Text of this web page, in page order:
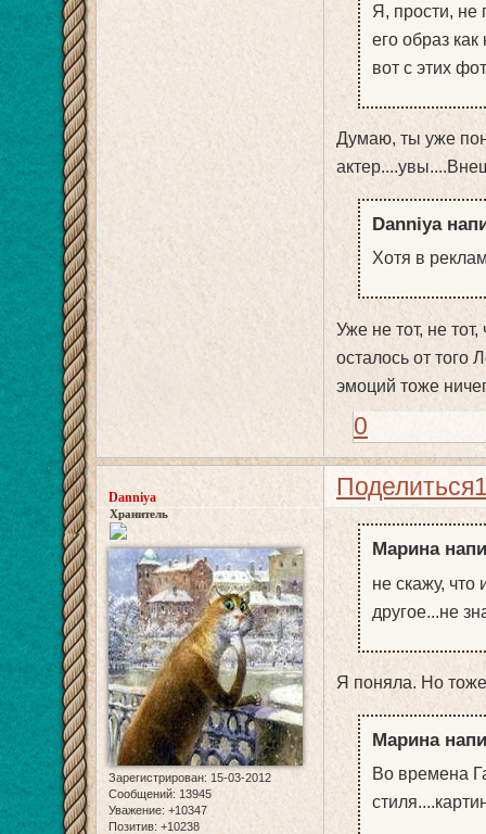
Я, прости, не
его образ
вот с этих
Думаю, ты уже
Danniya
Хотя в
Уже не тот, не
осталось от того
эмоций тоже
0
Поделиться
Danniya
Хранитель
Зарегистрирован: 15-03-2012
Сообщений: 13945
Уважение: +10347
Позитив: +10238
Марина
не скажу, что
другое...не
Я поняла. Но
Марина
Во времена